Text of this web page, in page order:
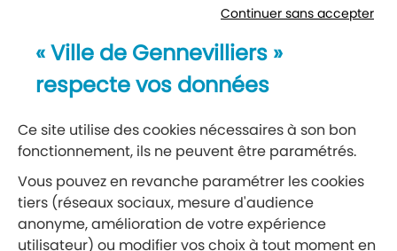
Newsletter
Réseaux sociaux
Suivez-nous
Continuer sans accepter
« Ville de Gennevilliers »
respecte vos données
Ce site utilise des cookies nécessaires à son bon
fonctionnement, ils ne peuvent être paramétrés.
Vous pouvez en revanche paramétrer les cookies
tiers (réseaux sociaux, mesure d'audience
anonyme, amélioration de votre expérience
utilisateur) ou modifier vos choix à tout moment en